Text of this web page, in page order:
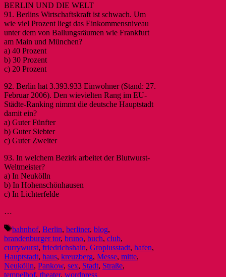
BERLIN UND DIE WELT
91. Berlins Wirtschaftskraft ist schwach. Um
wie viel Prozent liegt das Einkommensniveau
unter dem von Ballungsräumen wie Frankfurt
am Main und München?
a) 40 Prozent
b) 30 Prozent
c) 20 Prozent
92. Berlin hat 3.393.933 Einwohner (Stand: 27.
Februar 2006). Den wievielten Rang im EU-
Städte-Ranking nimmt die deutsche Hauptstadt
damit ein?
a) Guter Fünfter
b) Guter Siebter
c) Guter Zweiter
93. In welchem Bezirk arbeitet der Blutwurst-
Weltmeister?
a) In Neukölln
b) In Hohenschönhausen
c) In Lichterfelde
…
Schlagwörter
bahnhof, Berlin, berliner, blog,
brandenburger tor, bruno, buch, club,
currywurst, friedrichshain, Gropiusstadt, hafen,
Hauptstadt, haus, kreuzberg, Messe, mitte,
Neukölln, Pankow, sex, Stadt, Straße,
tempelhof, theater, wordpress